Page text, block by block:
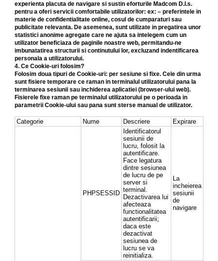
experienta placuta de navigare si sustin eforturile Madcom D.l.s.
pentru a oferi servicii comfortabile utilizatorilor: ex: – preferintele in
materie de confidentialitate online, cosul de cumparaturi sau
publicitate relevanta. De asemenea, sunt utilizate in pregatirea unor
statistici anonime agregate care ne ajuta sa intelegem cum un
utilizator beneficiaza de paginile noastre web, permitandu-ne
imbunatatirea structurii si continutului lor, excluzand indentificarea
personala a utilizatorului.
4. Ce Cookie-uri folosim?
Folosim doua tipuri de Cookie-uri: per sesiune si fixe. Cele din urma
sunt fisiere temporare ce raman in terminalul utilizatorului pana la
terminarea sesiunii sau inchiderea aplicatiei (browser-ului web).
Fisierele fixe raman pe terminalul utilizatorului pe o perioada in
parametrii Cookie-ului sau pana sunt sterse manual de utilizator.
Categorie Nume Descriere Expirare
PHPSESSID
Identificatorul
sesiunii de
lucru, folosit la
autentificare.
Face legatura
dintre sesiunea
de lucru de pe
server si
terminal.
Dezactivarea lui
afecteaza
functionalitatea
autentificarii;
daca este
dezactivat
sesiunea de
lucru se va
reinitializa.
La
incheierea
sesiunii
de
navigare